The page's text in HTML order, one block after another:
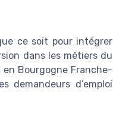
ce soit pour intégrer
dans les métiers du
Bourgogne Franche-
demandeurs d’emploi